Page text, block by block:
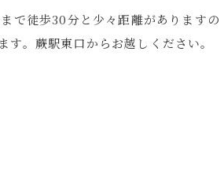
で徒歩30分と少々距離がありますの
。蕨駅東口からお越しください。